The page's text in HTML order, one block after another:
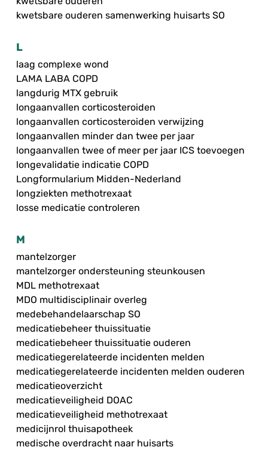
kwetsbare ouderen samenwerking huisarts SO
L
laag complexe wond
LAMA LABA COPD
langdurig MTX gebruik
longaanvallen corticosteroiden
longaanvallen corticosteroiden verwijzing
longaanvallen minder dan twee per jaar
longaanvallen twee of meer per jaar ICS toevoegen
longevalidatie indicatie COPD
Longformularium Midden-Nederland
longziekten methotrexaat
losse medicatie controleren
M
mantelzorger
mantelzorger ondersteuning steunkousen
MDL methotrexaat
MDO multidisciplinair overleg
medebehandelaarschap SO
medicatiebeheer thuissituatie
medicatiebeheer thuissituatie ouderen
medicatiegerelateerde incidenten melden
medicatiegerelateerde incidenten melden ouderen
medicatieoverzicht
medicatieveiligheid DOAC
medicatieveiligheid methotrexaat
medicijnrol thuisapotheek
medische overdracht naar huisarts